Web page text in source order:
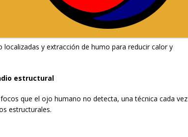
La prioridad fue contener las llamas con celeridad y
y extracción de humo para reducir calor y
estructural
que el ojo humano no detecta, una técnica cada vez
estructurales.